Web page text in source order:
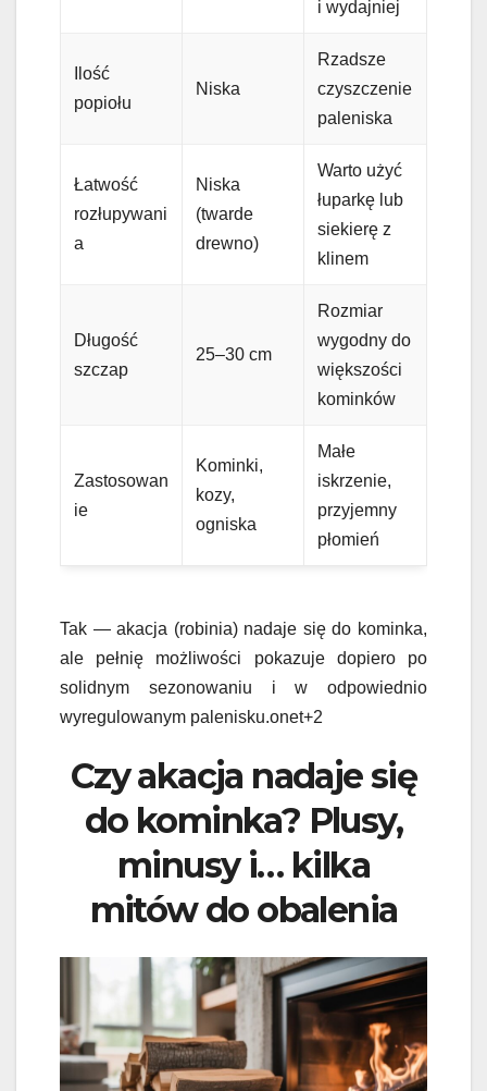
i wydajniej
Ilość
popiołu
Niska
Rzadsze
czyszczenie
paleniska
Łatwość
rozłupywani
a
Niska
(twarde
drewno)
Warto użyć
łuparkę lub
siekierę z
klinem
Długość
szczap
25–30 cm
Rozmiar
wygodny do
większości
kominków
Zastosowan
ie
Kominki,
kozy,
ogniska
Małe
iskrzenie,
przyjemny
płomień
Tak — akacja (robinia) nadaje się do kominka,
ale pełnię możliwości pokazuje dopiero po
solidnym sezonowaniu i w odpowiednio
wyregulowanym palenisku.onet+2
Czy akacja nadaje się
do kominka? Plusy,
minusy i… kilka
mitów do obalenia